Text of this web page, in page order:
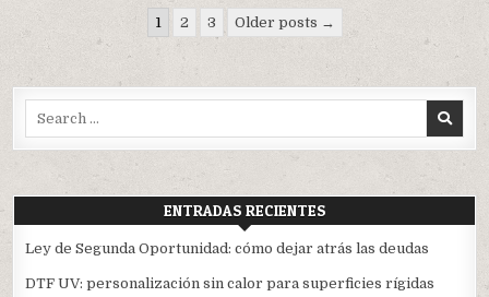
Navegación
de
entradas
1 2 3 Older posts →
ENTRADAS RECIENTES
Ley de Segunda Oportunidad: cómo dejar atrás las deudas
DTF UV: personalización sin calor para superficies rígidas